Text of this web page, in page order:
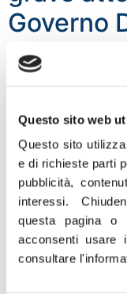
Questo sito web
Questo sito
e di richieste parti
pubblicità,
interessi.
questa pagina o
acconsenti usare
consultare
Governo
arroganza che il
confronti del
finanziaria.
espropriato le
più importante
prevista sui […]